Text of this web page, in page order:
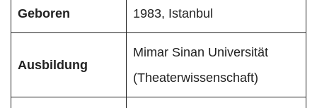
Geboren 1983, Istanbul
Ausbildung
Mimar Sinan Universität
(Theaterwissenschaft)